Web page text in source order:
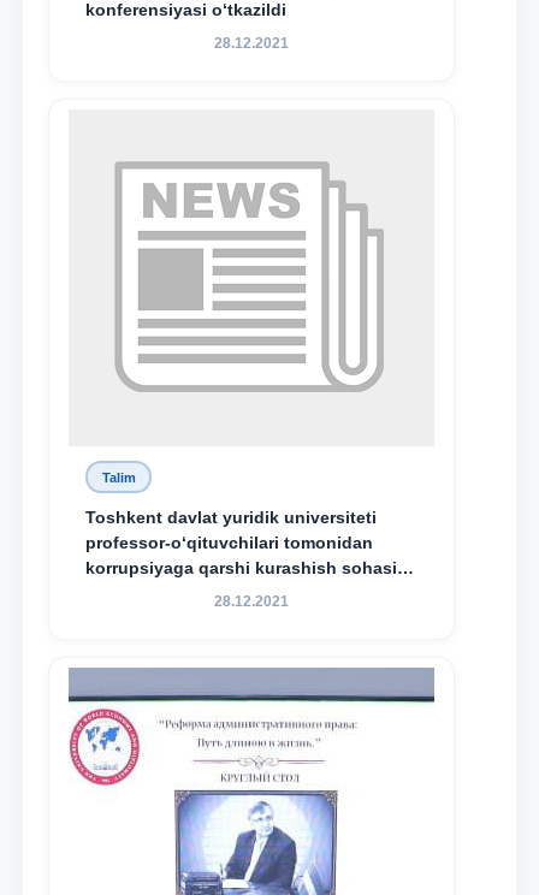
konferensiyasi o‘tkazildi
28.12.2021
Talim
Toshkent davlat yuridik universiteti
professor-o‘qituvchilari tomonidan
korrupsiyaga qarshi kurashish sohasida
amalga oshirilayotgan islohotlar hamda
maqsadida xorijiy va mahalliy ilmiy
nashrlarda chop etilgan maqolalar
dayjesti
28.12.2021